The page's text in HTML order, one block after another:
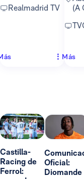
Realmadrid TV
(A
Más
Castilla-
Racing de
Ferrol:
Oficial:
Diomande